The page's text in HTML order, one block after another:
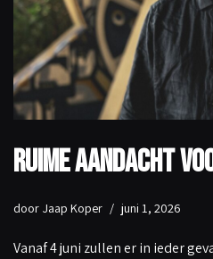
Ruime aandacht
door Jaap Koper juni 1, 2026
Vanaf 4 juni zullen er in ieder